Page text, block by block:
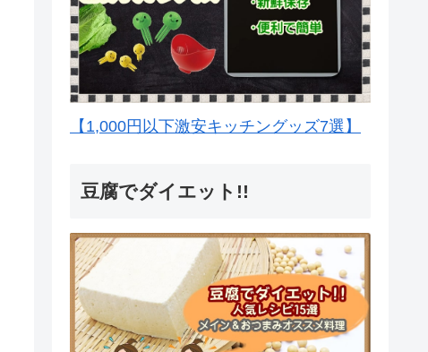
【1,000円以下激安キッチングッズ7選】
豆腐でダイエット!!